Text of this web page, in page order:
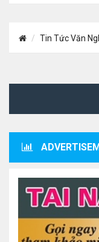
Tin Tức Văn